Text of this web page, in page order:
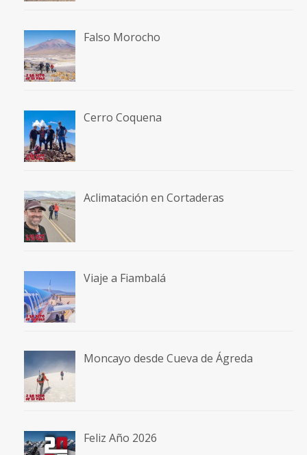
Falso Morocho
Cerro Coquena
Aclimatación en Cortaderas
Viaje a Fiambalá
Moncayo desde Cueva de Ágreda
Feliz Año 2026